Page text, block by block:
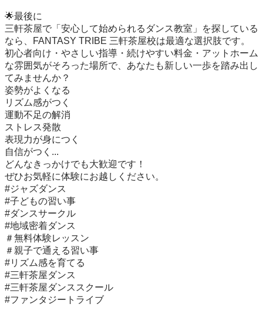
🌟最後に
三軒茶屋で「安心して始められるダンス教室」を探している
なら、FANTASY TRIBE 三軒茶屋校は最適な選択肢です。
初心者向け・やさしい指導・続けやすい料金・アットホーム
な雰囲気がそろった場所で、あなたも新しい一歩を踏み出し
てみませんか？
姿勢がよくなる
リズム感がつく
運動不足の解消
ストレス発散
表現力が身につく
自信がつく...
どんなきっかけでも大歓迎です！
ぜひお気軽に体験にお越しください。
#ジャズダンス
#子どもの習い事
#ダンスサークル
#地域密着ダンス
＃無料体験レッスン
＃親子で通える習い事
#リズム感を育てる
#三軒茶屋ダンス
#三軒茶屋ダンススクール
#ファンタジートライブ